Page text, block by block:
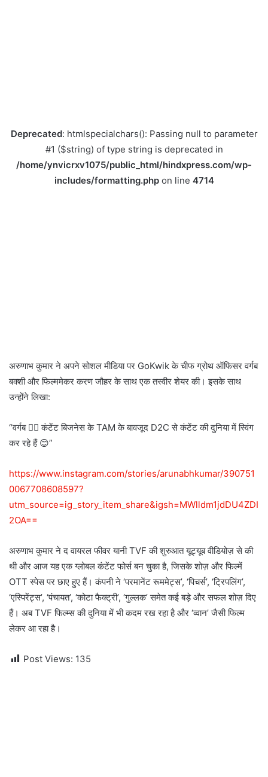
Deprecated: htmlspecialchars(): Passing null to parameter
#1 ($string) of type string is deprecated in
/home/ynvicrxv1075/public_html/hindxpress.com/wp-
includes/formatting.phpon line 4714
अरुणाभ कुमार ने अपने सोशल मीडिया पर GoKwik के चीफ ग्रोथ ऑफिसर वर्गब
बक्शी और फिल्ममेकर करण जौहर के साथ एक तस्वीर शेयर की। इसके साथ
उन्होंने लिखा:
“वर्गब 🙋‍♂️ कंटेंट बिजनेस के TAM के बावजूद D2C से कंटेंट की दुनिया में स्विंग
कर रहे हैं 😊”
https://www.instagram.com/stories/arunabhkumar/390751
0067708608597?
utm_source=ig_story_item_share&igsh=MWlldm1jdDU4ZDI
2OA==
अरुणाभ कुमार ने द वायरल फीवर यानी TVF की शुरुआत यूट्यूब वीडियोज़ से की
थी और आज यह एक ग्लोबल कंटेंट फोर्स बन चुका है, जिसके शोज़ और फिल्में
OTT स्पेस पर छाए हुए हैं। कंपनी ने ‘परमानेंट रूममेट्स’, ‘पिचर्स’, ‘ट्रिपलिंग’,
‘एस्पिरेंट्स’, ‘पंचायत’, ‘कोटा फैक्ट्री’, ‘गुल्लक’ समेत कई बड़े और सफल शोज़ दिए
हैं। अब TVF फिल्म्स की दुनिया में भी कदम रख रहा है और ‘व्वान’ जैसी फिल्म
लेकर आ रहा है।
Post Views: 135